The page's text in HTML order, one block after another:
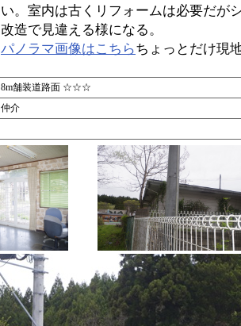
い。室内は古くリフォームは必要だが
改造で見違える様になる。
パノラマ画像はこちらちょっとだけ現
8m舗装道路面 ☆☆☆
仲介